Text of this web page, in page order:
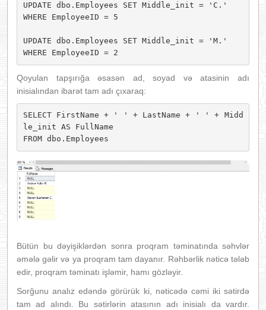
UPDATE dbo.Employees SET Middle_init = 'C.'
WHERE EmployeeID = 5
UPDATE dbo.Employees SET Middle_init = 'M.'
WHERE EmployeeID = 2
Qoyulan tapşırığa əsasən ad, soyad və atasinin adı
inisialından ibarət tam adı çıxaraq:
SELECT FirstName + ' ' + LastName + ' ' + Midd
le_init AS FullName
FROM dbo.Employees
Bütün bu dəyişiklərdən sonra proqram təminatında səhvlər
əmələ gəlir və ya proqram tam dayanır. Rəhbərlik nəticə tələb
edir, proqram təminatı işləmir, hamı gözləyir.
Sorğunu analız edəndə görürük ki, nəticədə cəmi iki sətirdə
tam ad alındı. Bu sətirlərin atasının adı inisialı da vardır.